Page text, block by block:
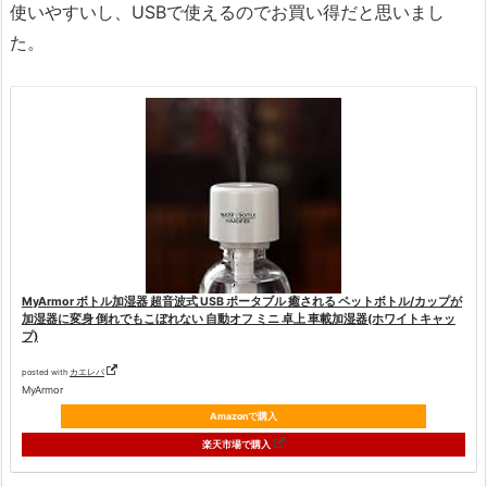
使いやすいし、USBで使えるのでお買い得だと思いまし
た。
MyArmor ボトル加湿器 超音波式 USB ポータブル 癒される ペットボトル/カップが
加湿器に変身 倒れでもこぼれない 自動オフ ミニ 卓上 車載加湿器(ホワイトキャッ
プ)
posted with カエレバ
MyArmor
Amazonで購入
楽天市場で購入